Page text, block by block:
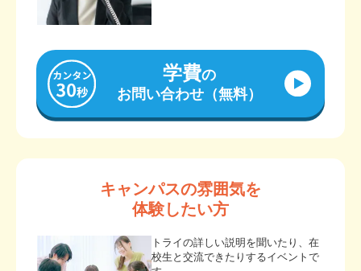
学費の
お問い合わせ（無料）
キャンパスの雰囲気を
体験したい方
トライの詳しい説明を聞いたり、在
校生と交流できたりするイベントで